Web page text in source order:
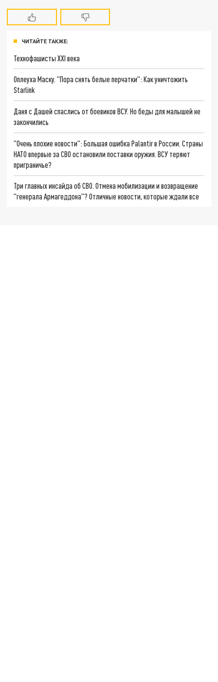
ЧИТАЙТЕ ТАКЖЕ:
Технофашисты XXI века
Оплеуха Маску. "Пора снять белые перчатки": Как уничтожить
Starlink
Даня с Дашей спаслись от боевиков ВСУ. Но беды для малышей не
закончились
"Очень плохие новости": Большая ошибка Palantir в России. Страны
НАТО впервые за СВО остановили поставки оружия. ВСУ теряют
приграничье?
Три главных инсайда об СВО. Отмена мобилизации и возвращение
"генерала Армагеддона"? Отличные новости, которые ждали все